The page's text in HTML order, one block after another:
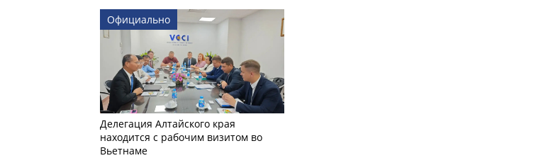
Официально
Делегация Алтайского края
находится с рабочим визитом во
Вьетнаме